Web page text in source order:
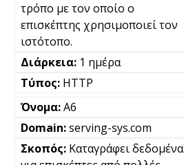
τρόπο με τον οποίο ο
επισκέπτης χρησιμοποιεί τον
ιστότοπο.
1 ημέρα
HTTP
A6
serving-sys.com
Καταγράφει δεδομένα